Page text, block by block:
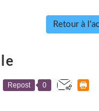
Retour à
Repost 0